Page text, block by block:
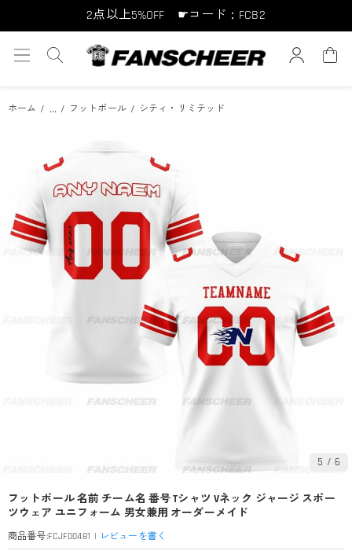
2点以上5%OFF ☛コード：FCB2
10点以上10%OFF ☛コード：FCB10
ホーム ... フットボール シティ・リミテッド
5 / 6
フットボール 名前 チーム名 番号 Tシャツ Vネック ジャージ スポー
ツウェア ユニフォーム 男女兼用 オーダーメイド
商品番号:FCJF00481 | レビューを書く